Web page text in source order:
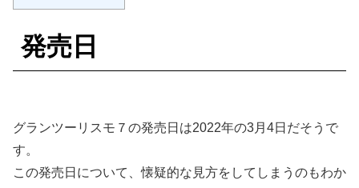
発売日
グランツーリスモ７の発売日は2022年の3月4日だそうで
す。
この発売日について、懐疑的な見方をしてしまうのもわか